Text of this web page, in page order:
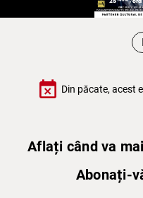
event_busy Din păcate, acest
Aflați când va
Abonați-